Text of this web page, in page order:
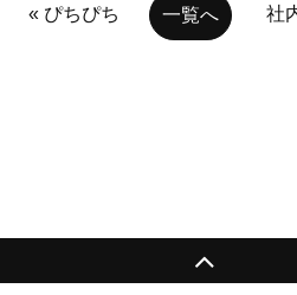
« ぴちぴち 一覧へ 社